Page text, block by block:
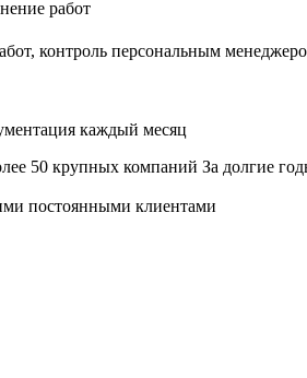
работ
контроль персональным
каждый месяц
50 крупных компаний За долгие
постоянными клиентами